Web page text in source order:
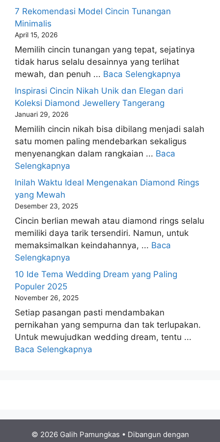
7 Rekomendasi Model Cincin Tunangan
Minimalis
April 15, 2026
Memilih cincin tunangan yang tepat, sejatinya
tidak harus selalu desainnya yang terlihat
mewah, dan penuh ... Baca Selengkapnya
Inspirasi Cincin Nikah Unik dan Elegan dari
Koleksi Diamond Jewellery Tangerang
Januari 29, 2026
Memilih cincin nikah bisa dibilang menjadi salah
satu momen paling mendebarkan sekaligus
menyenangkan dalam rangkaian ... Baca
Selengkapnya
Inilah Waktu Ideal Mengenakan Diamond Rings
yang Mewah
Desember 23, 2025
Cincin berlian mewah atau diamond rings selalu
memiliki daya tarik tersendiri. Namun, untuk
memaksimalkan keindahannya, ... Baca
Selengkapnya
10 Ide Tema Wedding Dream yang Paling
Populer 2025
November 26, 2025
Setiap pasangan pasti mendambakan
pernikahan yang sempurna dan tak terlupakan.
Untuk mewujudkan wedding dream, tentu ...
Baca Selengkapnya
© 2026 Galih Pamungkas • Dibangun dengan